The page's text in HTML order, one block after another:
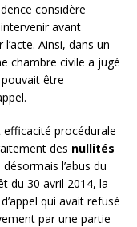
considère
avant
Ainsi, dans un
chambre civile a jugé
pouvait être
efficacité procédurale
des nullités
l’abus du
du 30 avril 2014, la
qui avait refusé
par une partie